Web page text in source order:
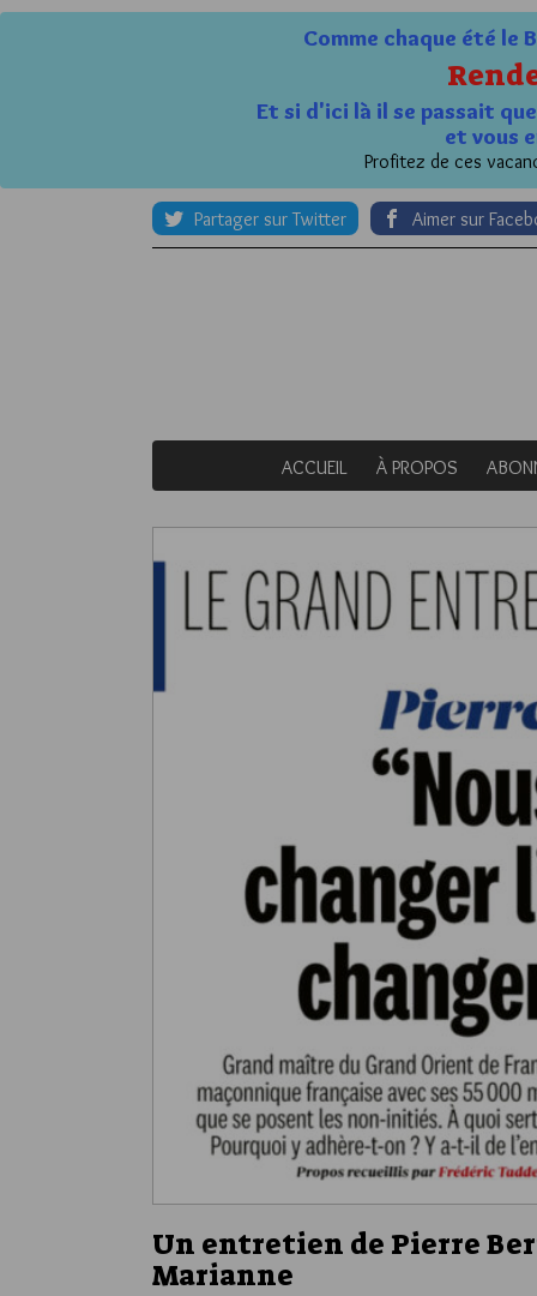
Comme chaque été le
Et si d'ici là il se passait
et vous
Profitez de ces
Partager sur Twitter Aimer sur
ACCUEIL À PROPOS
Un entretien de Pierre
Marianne